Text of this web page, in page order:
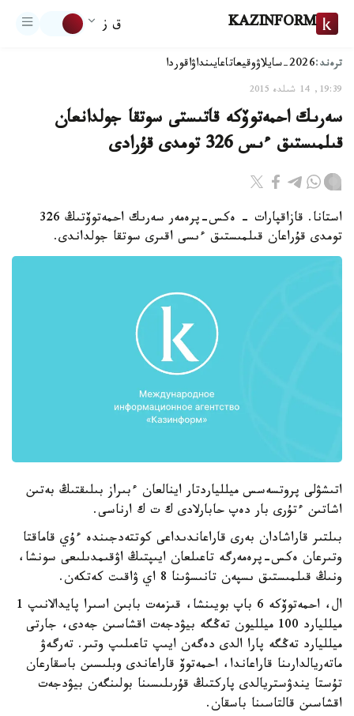
KAZINFORM ق ز
ترەند:2026-سايلاۋ وقيعاتاعايىنداۋاقوردا
19:39, 14 شىلدە 2015
سەرىك احمەتوۆكە قاتىستى سوتقا جولدانعان
قىلمىستىق ءىس 326 تومدى قۇرادى
استانا. قازاقپارات - ەكس-پرەمەر سەرىك احمەتوۆتىڭ 326
تومدى قۇراعان قىلمىستىق ءىسى اقىرى سوتقا جولداندى.
اتىشۋلى پروتسەسس ميللياردتار اينالعان ءبىراز بىلىقتىڭ بەتىن
اشاتىن ءتۇرى بار دەپ حابارلادى ك ت ك ارناسى.
بىلتىر قاراشادان بەرى قاراعاندىداعى كوتتەدجىندە ءۇي قاماقتا
وتىرعان ەكس-پرەمەرگە تاعىلعان ايىپتىڭ اۋقىمدىلىعى سونشا،
ونىڭ قىلمىستىق ىسپەن تانىسۋىنا 8 اي ۋاقىت كەتكەن.
ال، احمەتوۆكە 6 باپ بويىنشا، قىزمەت بابىن اسىرا پايدالانىپ 1
ميلليارد 100 ميلليون تەڭگە بيۋدجەت اقشاسىن جەدى، جارتى
ميلليارد تەڭگە پارا الدى دەگەن ايىپ تاعىلىپ وتىر. تەرگەۋ
ماتەريالدارىنا قاراعاندا، احمەتوۆ قاراعاندى وبلىسىن باسقارعان
تۇستا يندۋستريالدى پاركتىڭ قۇرىلىسىنا بولىنگەن بيۋدجەت
اقشاسىن قالتاسىنا باسقان.